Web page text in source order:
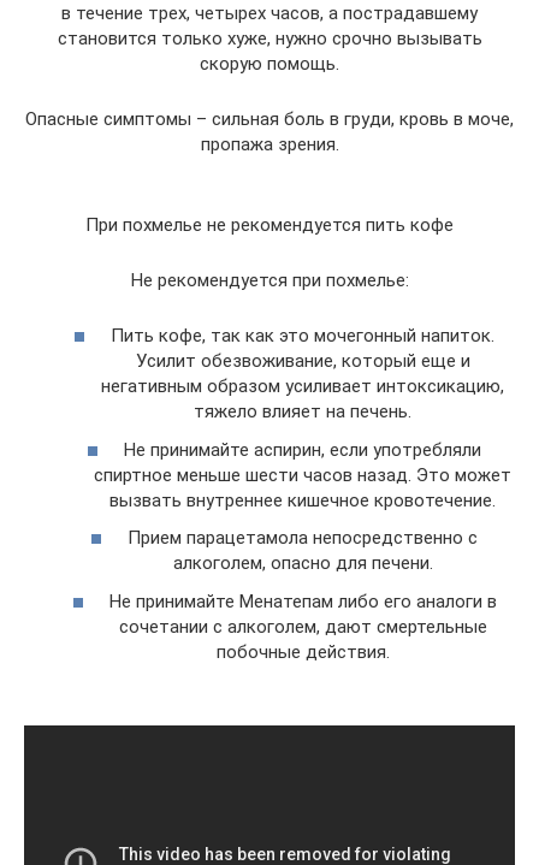
в течение трех, четырех часов, а пострадавшему
становится только хуже, нужно срочно вызывать
скорую помощь.
Опасные симптомы – сильная боль в груди, кровь в моче,
пропажа зрения.
При похмелье не рекомендуется пить кофе
Не рекомендуется при похмелье:
Пить кофе, так как это мочегонный напиток.
Усилит обезвоживание, который еще и
негативным образом усиливает интоксикацию,
тяжело влияет на печень.
Не принимайте аспирин, если употребляли
спиртное меньше шести часов назад. Это может
вызвать внутреннее кишечное кровотечение.
Прием парацетамола непосредственно с
алкоголем, опасно для печени.
Не принимайте Менатепам либо его аналоги в
сочетании с алкоголем, дают смертельные
побочные действия.